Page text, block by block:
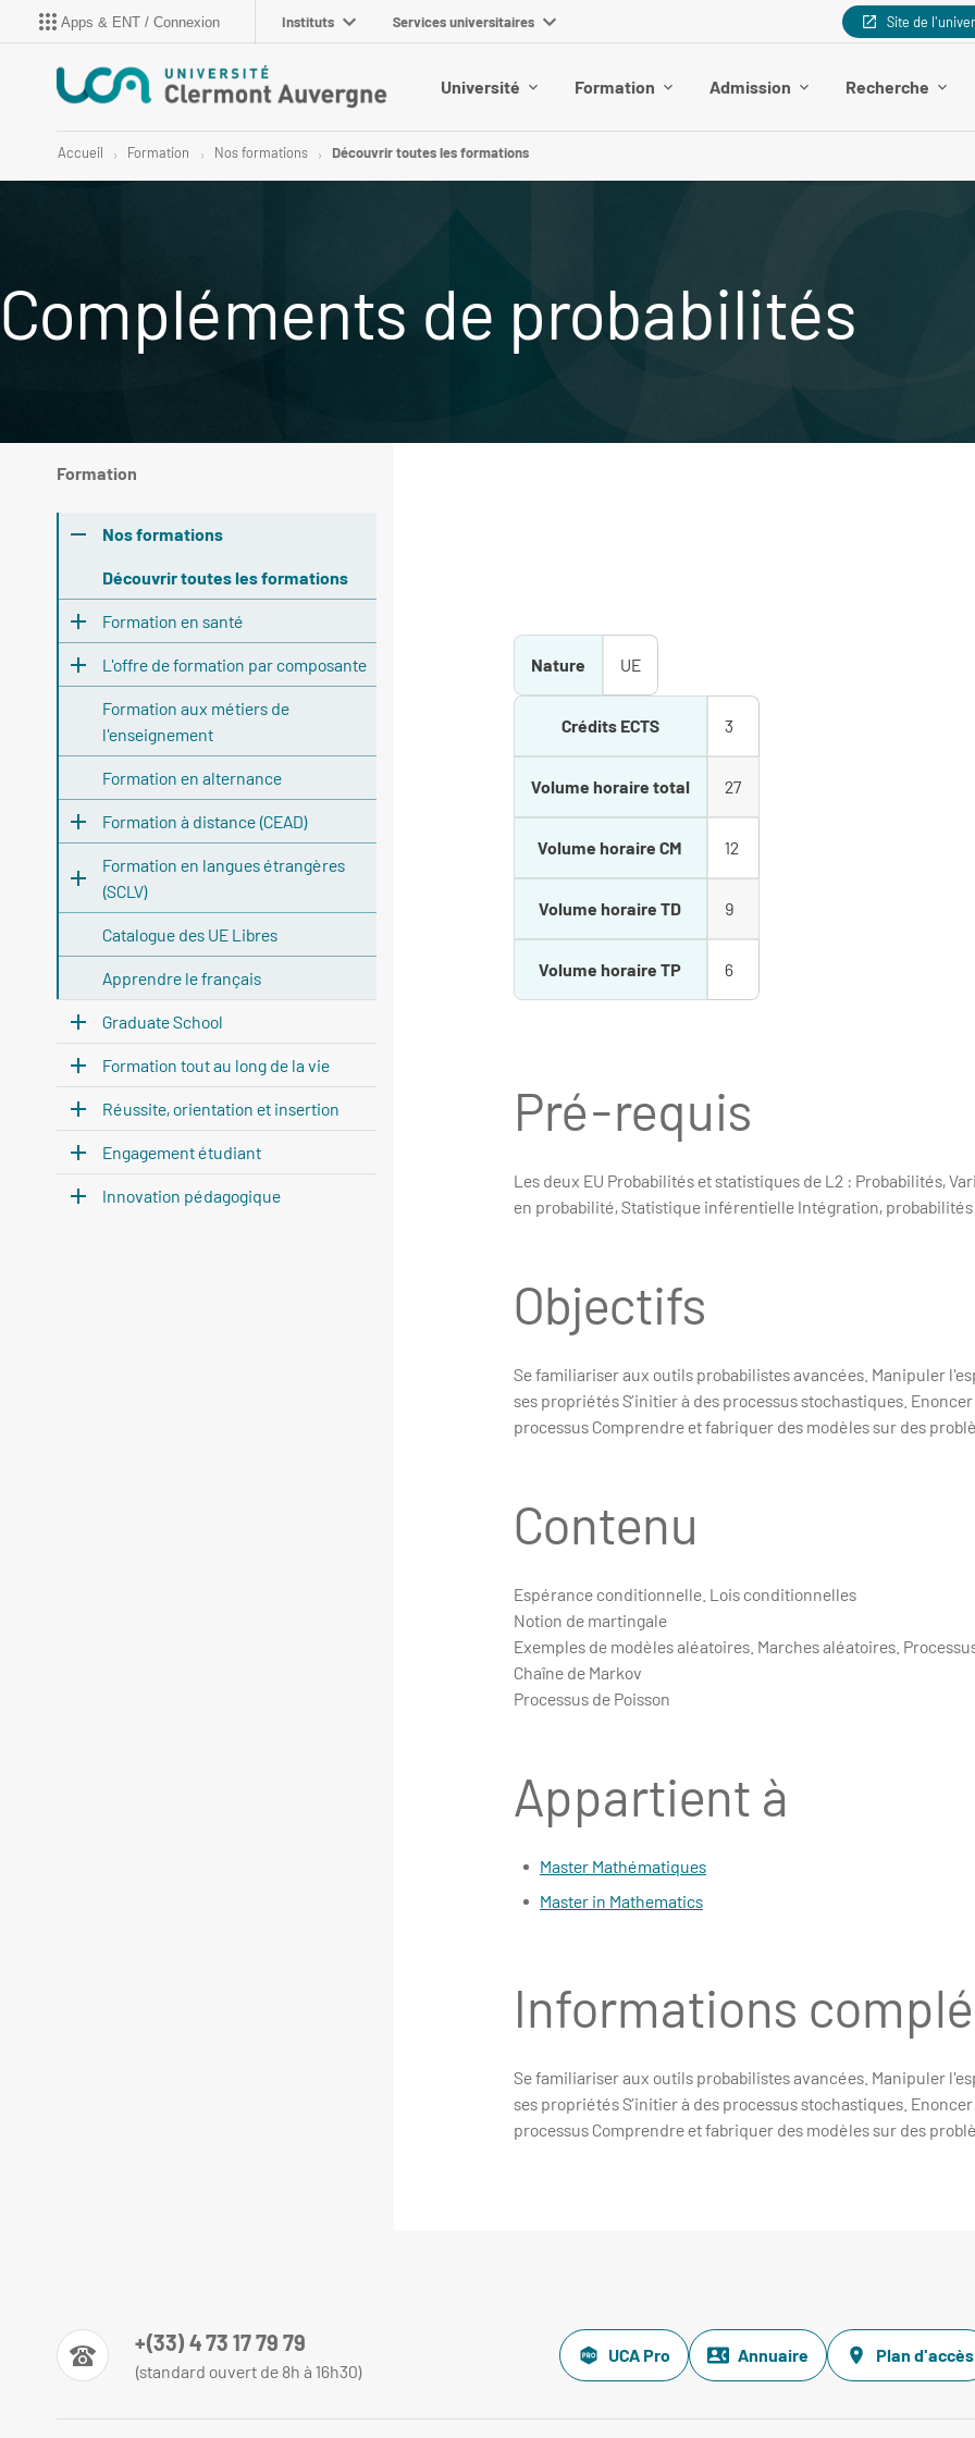
Apps & ENT / Connexion Instituts Services universitaires Site de
Université Formation Admission Recherche
Accueil Formation Nos formations Découvrir toutes les formations
Compléments de probabilités
Nature UE
Crédits ECTS 3
Volume horaire total 27
Volume horaire CM 12
Volume horaire TD 9
Volume horaire TP 6
Pré-requis
Les deux EU Probabilités et statistiques de L2 : Probabilités,
en probabilité, Statistique inférentielle Intégration, probabilités
Objectifs
Se familiariser aux outils probabilistes avancées. Manipuler
ses propriétés S’initier à des processus stochastiques.
processus Comprendre et fabriquer des modèles sur des
Contenu
Espérance conditionnelle. Lois conditionnelles
Notion de martingale
Exemples de modèles aléatoires. Marches aléatoires. Processus
Chaîne de Markov
Processus de Poisson
Appartient à
Master Mathématiques
Master in Mathematics
Informations
Se familiariser aux outils probabilistes avancées. Manipuler
ses propriétés S’initier à des processus stochastiques.
processus Comprendre et fabriquer des modèles sur des
Formation
Nos formations
Découvrir toutes les formations
Formation en santé
L'offre de formation par composante
Formation aux métiers de
l'enseignement
Formation en alternance
Formation à distance (CEAD)
Formation en langues étrangères
(SCLV)
Catalogue des UE Libres
Apprendre le français
Graduate School
Formation tout au long de la vie
Réussite, orientation et insertion
Engagement étudiant
Innovation pédagogique
+(33) 4 73 17 79 79
(standard ouvert de 8h à 16h30)
UCA Pro Annuaire Plan d'accès